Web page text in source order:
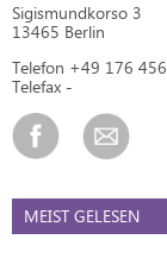
Sigismundkorso 3
13465 Berlin
Telefon +49 176
Telefax -
MEIST GELESEN